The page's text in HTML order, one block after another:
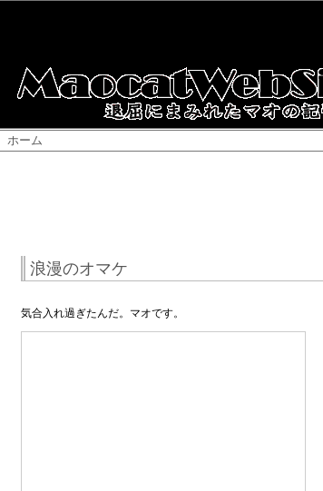
ホーム
浪漫のオマケ
気合入れ過ぎたんだ。マオです。